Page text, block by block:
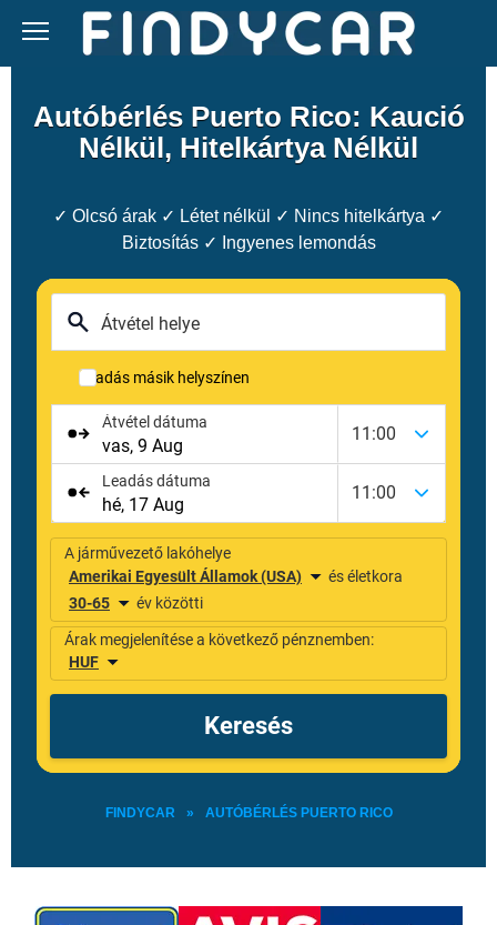
content
Autóbérlés Puerto Rico: Kaució
Nélkül, Hitelkártya Nélkül
✓ Olcsó árak ✓ Létet nélkül ✓ Nincs hitelkártya ✓
Biztosítás ✓ Ingyenes lemondás
FINDYCAR » AUTÓBÉRLÉS PUERTO RICO